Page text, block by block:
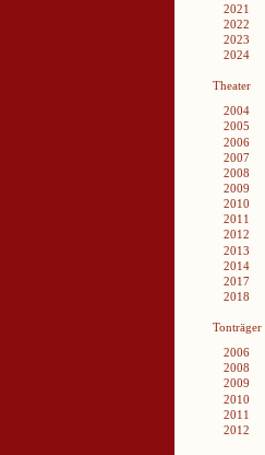
2021
2022
2023
2024
Theater
2004
2005
2006
2007
2008
2009
2010
2011
2012
2013
2014
2017
2018
Tonträger
2006
2008
2009
2010
2011
2012